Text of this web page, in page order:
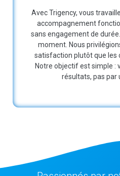
Avec Trigency, vous
accompagnement
sans engagement de
moment. Nous
satisfaction plutôt que les
Notre objectif est simple :
résultats, pas par